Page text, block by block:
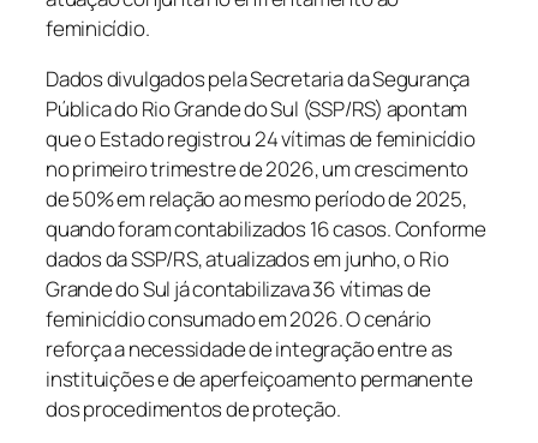
feminicídio.
Dados divulgados pela Secretaria da Segurança
Pública do Rio Grande do Sul (SSP/RS) apontam
que o Estado registrou 24 vítimas de feminicídio
no primeiro trimestre de 2026, um crescimento
de 50% em relação ao mesmo período de 2025,
quando foram contabilizados 16 casos. Conforme
dados da SSP/RS, atualizados em junho, o Rio
Grande do Sul já contabilizava 36 vítimas de
feminicídio consumado em 2026. O cenário
reforça a necessidade de integração entre as
instituições e de aperfeiçoamento permanente
dos procedimentos de proteção.